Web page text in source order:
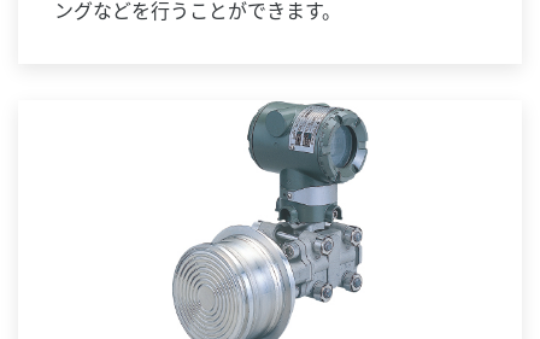
ングなどを行うことができます。